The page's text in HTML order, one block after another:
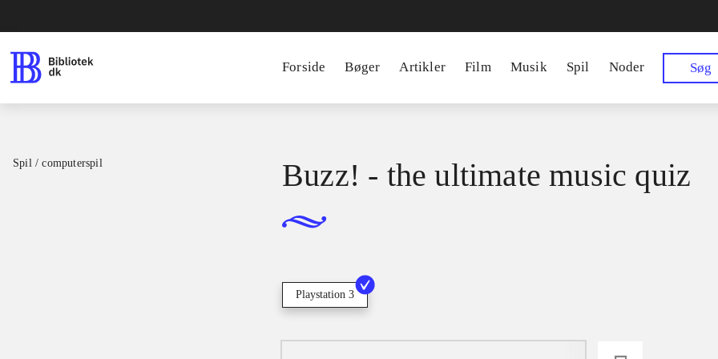
Forside Bøger Artikler Film Musik Spil Noder Søg
Spil / computerspil Buzz! - the ultimate music quiz
Playstation 3